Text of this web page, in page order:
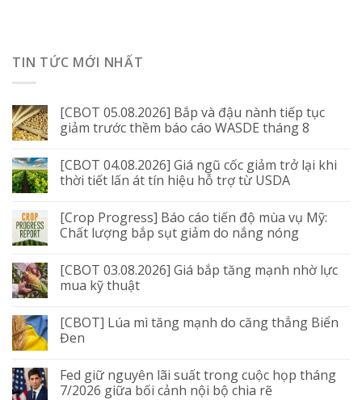
TIN TỨC MỚI NHẤT
[CBOT 05.08.2026] Bắp và đậu nành tiếp tục
giảm trước thềm báo cáo WASDE tháng 8
[CBOT 04.08.2026] Giá ngũ cốc giảm trở lại khi
thời tiết lấn át tín hiệu hỗ trợ từ USDA
[Crop Progress] Báo cáo tiến độ mùa vụ Mỹ:
Chất lượng bắp sụt giảm do nắng nóng
[CBOT 03.08.2026] Giá bắp tăng mạnh nhờ lực
mua kỹ thuật
[CBOT] Lúa mì tăng mạnh do căng thẳng Biển
Đen
Fed giữ nguyên lãi suất trong cuộc họp tháng
7/2026 giữa bối cảnh nội bộ chia rẽ